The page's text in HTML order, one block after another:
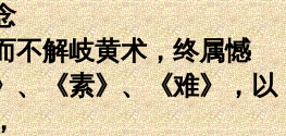
不解岐黄术，终属憾
、《素》、《难》，以